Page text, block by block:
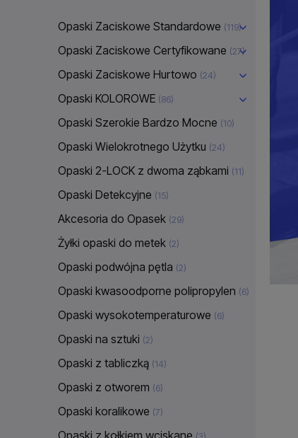
Opaski Zaciskowe Standardowe (119)
Opaski Zaciskowe Certyfikowane (27)
Opaski Zaciskowe Hurtowo (24)
Opaski KOLOROWE (86)
Opaski Szerokie Bardzo Mocne (10)
Opaski Wielokrotnego Użytku (24)
Opaski 2-LOCK z dwoma ząbkami (11)
Opaski Detekcyjne (15)
Akcesoria do Opasek (29)
Żyłki opaski do metek (2)
Opaski podwójna pętla (2)
Opaski kwasoodporne polipropylen (6)
Opaski wysokotemperaturowe (6)
Opaski na sztuki (2)
Opaski z tabliczką (14)
Opaski z otworem (6)
Opaski koralikowe (7)
Opaski z kołkiem wciskane